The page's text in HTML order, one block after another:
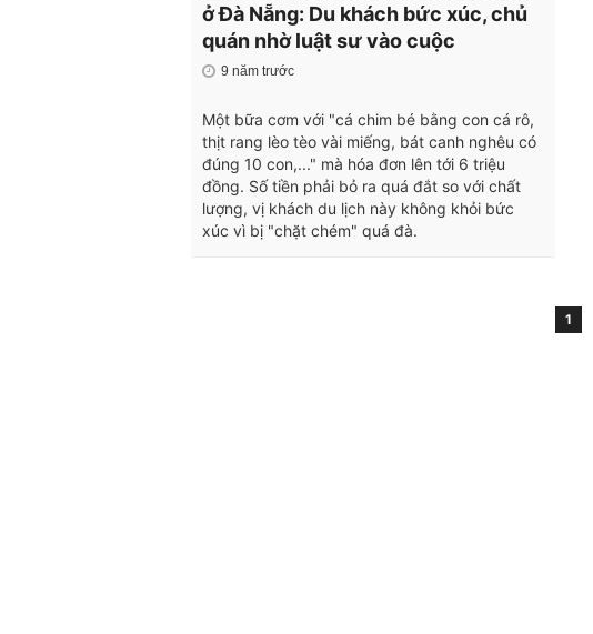
ở Đà Nẵng: Du khách bức xúc, chủ
quán nhờ luật sư vào cuộc
9 năm trước
Một bữa cơm với "cá chim bé bằng con cá rô,
thịt rang lèo tèo vài miếng, bát canh nghêu có
đúng 10 con,..." mà hóa đơn lên tới 6 triệu
đồng. Số tiền phải bỏ ra quá đắt so với chất
lượng, vị khách du lịch này không khỏi bức
xúc vì bị "chặt chém" quá đà.
1